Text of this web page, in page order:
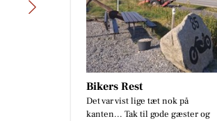
Bikers Rest
Det var vist lige tæt nok på
kanten... Tak til gode gæster og